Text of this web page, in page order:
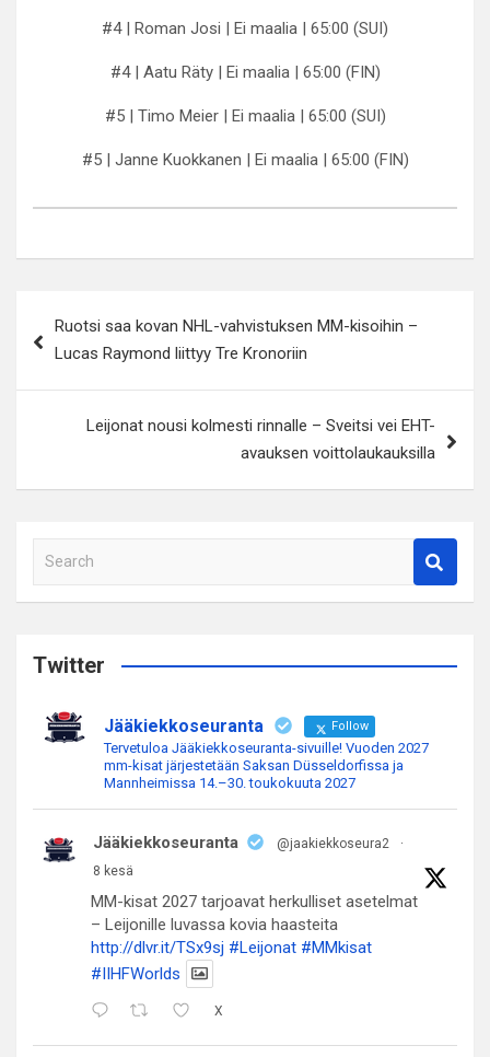
#4 | Roman Josi | Ei maalia | 65:00 (SUI)
#4 | Aatu Räty | Ei maalia | 65:00 (FIN)
#5 | Timo Meier | Ei maalia | 65:00 (SUI)
#5 | Janne Kuokkanen | Ei maalia | 65:00 (FIN)
selaus
Ruotsi saa kovan NHL-vahvistuksen MM-kisoihin –
Lucas Raymond liittyy Tre Kronoriin
Leijonat nousi kolmesti rinnalle – Sveitsi vei EHT-
avauksen voittolaukauksilla
a
c
Twitter
Jääkiekkoseuranta Follow
Tervetuloa Jääkiekkoseuranta-sivuille! Vuoden 2027
mm-kisat järjestetään Saksan Düsseldorfissa ja
Mannheimissa 14.–30. toukokuuta 2027
Jääkiekkoseuranta @jaakiekkoseura2
·
8 kesä
MM-kisat 2027 tarjoavat herkulliset asetelmat
– Leijonille luvassa kovia haasteita
http://dlvr.it/TSx9sj #Leijonat #MMkisat
#IIHFWorlds
X